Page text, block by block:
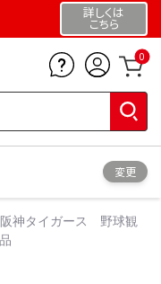
詳しくは
こちら
0
変更
神タイガース 野球観